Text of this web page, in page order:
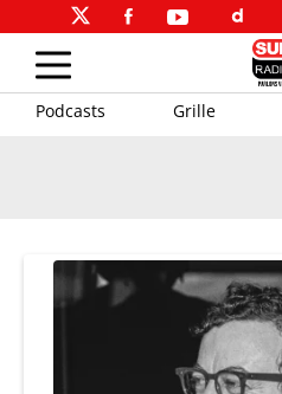
Podcasts Grille